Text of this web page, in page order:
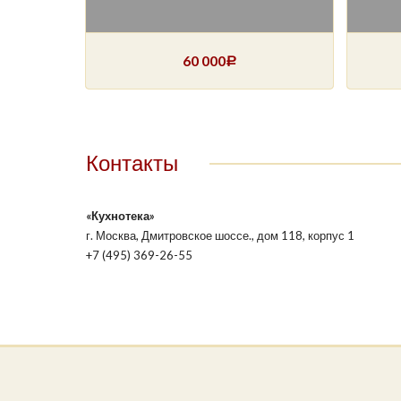
60 000Р
Контакты
«Кухнотека»
г. Москва, Дмитровское шоссе., дом 118, корпус 1
+7 (495) 369-26-55